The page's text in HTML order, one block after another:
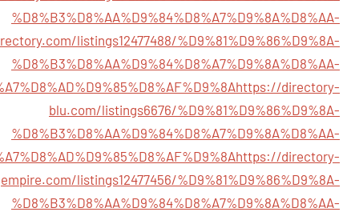
%D8%B3%D8%AA%D9%84%D8%A7%D9%8A%D8%AA-
listings12477488/%D9%81%D9%86%D9%8A-
%D8%B3%D8%AA%D9%84%D8%A7%D9%8A%D8%AA-
https://directory-
blu.com/listings6676/%D9%81%D9%86%D9%8A-
%D8%B3%D8%AA%D9%84%D8%A7%D9%8A%D8%AA-
https://directory-
empire.com/listings12477456/%D9%81%D9%86%D9%8A-
%D8%B3%D8%AA%D9%84%D8%A7%D9%8A%D8%AA-